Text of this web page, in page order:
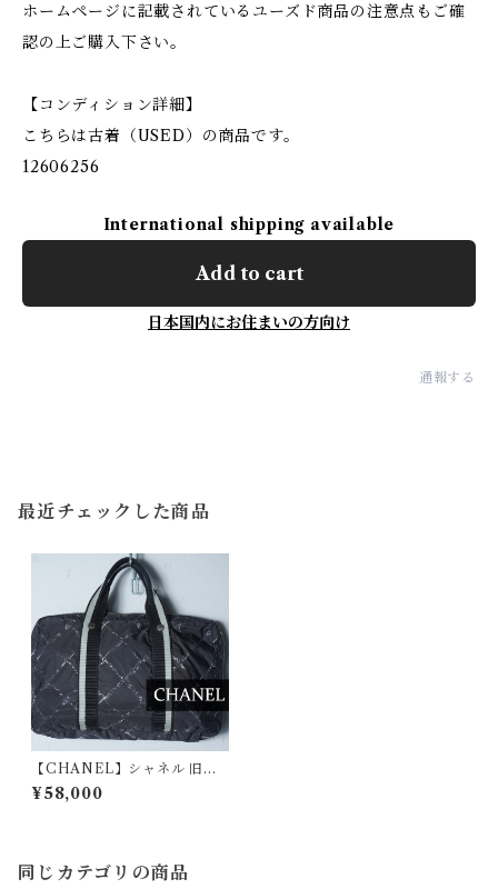
ホームページに記載されているユーズド商品の注意点もご確
認の上ご購入下さい。
【コンディション詳細】
こちらは古着（USED）の商品です。
12606256
International shipping available
Add to cart
日本国内にお住まいの方向け
通報する
最近チェックした商品
【CHANEL】シャネル 旧ト
ラベルラインキルティングパ
ターンナイロンハンドバッグ b
¥58,000
同じカテゴリの商品